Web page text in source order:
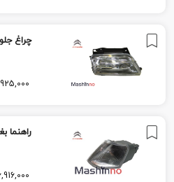
چراغ
راهنما